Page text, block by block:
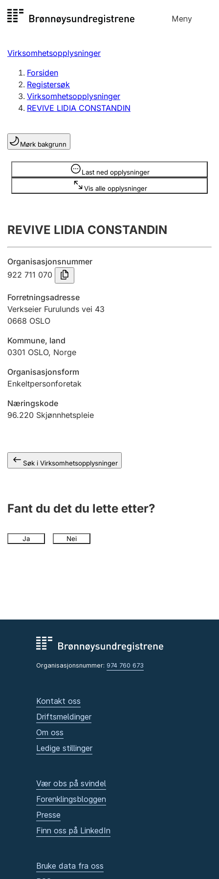
til
Meny
Registersøk
Aksjeselskap
Enkeltpersonforetak
Registrere, endre, slette
Lag og forening
Registrere, endre, slette
Innsending og forsinkelsesgebyr
Tinglysing
Jeger
Ektepaktveileder
Offentlig sektor
Virksomhetsopplysninger
Forsiden
Registersøk
Virksomhetsopplysninger
REVIVE LIDIA CONSTANDIN
Mørk bakgrunn
Last ned opplysninger
Vis alle opplysninger
Opplysninger er skjult
REVIVE LIDIA CONSTANDIN
Organisasjonsnummer
922 711 070
Forretningsadresse
Verkseier Furulunds vei 43
0668 OSLO
Kommune, land
0301 OSLO, Norge
Organisasjonsform
Enkeltpersonforetak
Næringskode
96.220 Skjønnhetspleie
Søk i Virksomhetsopplysninger
Fant du det du lette etter?
Ja Nei
Organisasjonsnummer: 974 760 673
Kontakt oss
Driftsmeldinger
Om oss
Ledige stillinger
Vær obs på svindel
Forenklingsbloggen
Presse
Finn oss på LinkedIn
Bruke data fra oss